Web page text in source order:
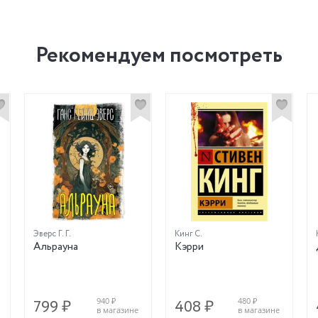
Рекомендуем посмотреть
Эверс Г. Г.
Альрауна
799 ₽
940 ₽
в магазине
Кинг С.
Кэрри
408 ₽
480 ₽
в магазине